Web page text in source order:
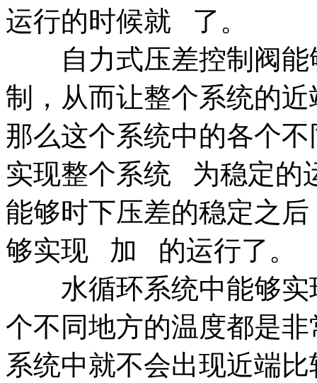
运行的时候就 了。
自力式压差控制阀能
制，从而让整个系统的
那么这个系统中的各个
实现整个系统 为稳定的
能够时下压差的稳定之
够实现 加 的运行了。
水循环系统中能够实
个不同地方的温度都是
系统中就不会出现近端